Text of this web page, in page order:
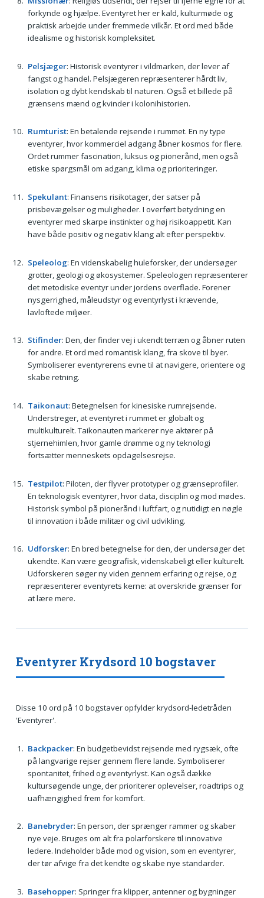
forkynde og hjælpe. Eventyret her er kald, kulturmøde og
praktisk arbejde under fremmede vilkår. Et ord med både
idealisme og historisk kompleksitet.
Pelsjæger: Historisk eventyrer i vildmarken, der lever af
fangst og handel. Pelsjægeren repræsenterer hårdt liv,
isolation og dybt kendskab til naturen. Også et billede på
grænsens mænd og kvinder i kolonihistorien.
Rumturist: En betalende rejsende i rummet. En ny type
eventyrer, hvor kommerciel adgang åbner kosmos for flere.
Ordet rummer fascination, luksus og pionerånd, men også
etiske spørgsmål om adgang, klima og prioriteringer.
Spekulant: Finansens risikotager, der satser på
prisbevægelser og muligheder. I overført betydning en
eventyrer med skarpe instinkter og høj risikoappetit. Kan
have både positiv og negativ klang alt efter perspektiv.
Speleolog: En videnskabelig huleforsker, der undersøger
grotter, geologi og økosystemer. Speleologen repræsenterer
det metodiske eventyr under jordens overflade. Forener
nysgerrighed, måleudstyr og eventyrlyst i krævende,
lavloftede miljøer.
Stifinder: Den, der finder vej i ukendt terræn og åbner ruten
for andre. Et ord med romantisk klang, fra skove til byer.
Symboliserer eventyrerens evne til at navigere, orientere og
skabe retning.
Taikonaut: Betegnelsen for kinesiske rumrejsende.
Understreger, at eventyret i rummet er globalt og
multikulturelt. Taikonauten markerer nye aktører på
stjernehimlen, hvor gamle drømme og ny teknologi
fortsætter menneskets opdagelsesrejse.
Testpilot: Piloten, der flyver prototyper og grænseprofiler.
En teknologisk eventyrer, hvor data, disciplin og mod mødes.
Historisk symbol på pionerånd i luftfart, og nutidigt en nøgle
til innovation i både militær og civil udvikling.
Udforsker: En bred betegnelse for den, der undersøger det
ukendte. Kan være geografisk, videnskabeligt eller kulturelt.
Udforskeren søger ny viden gennem erfaring og rejse, og
repræsenterer eventyrets kerne: at overskride grænser for
at lære mere.
Eventyrer Krydsord 10 bogstaver
Disse 10 ord på 10 bogstaver opfylder krydsord-ledetråden
'Eventyrer'.
Backpacker: En budgetbevidst rejsende med rygsæk, ofte
på langvarige rejser gennem flere lande. Symboliserer
spontanitet, frihed og eventyrlyst. Kan også dække
kultursøgende unge, der prioriterer oplevelser, roadtrips og
uafhængighed frem for komfort.
Banebryder: En person, der sprænger rammer og skaber
nye veje. Bruges om alt fra polarforskere til innovative
ledere. Indeholder både mod og vision, som en eventyrer,
der tør afvige fra det kendte og skabe nye standarder.
Basehopper: Springer fra klipper, antenner og bygninger